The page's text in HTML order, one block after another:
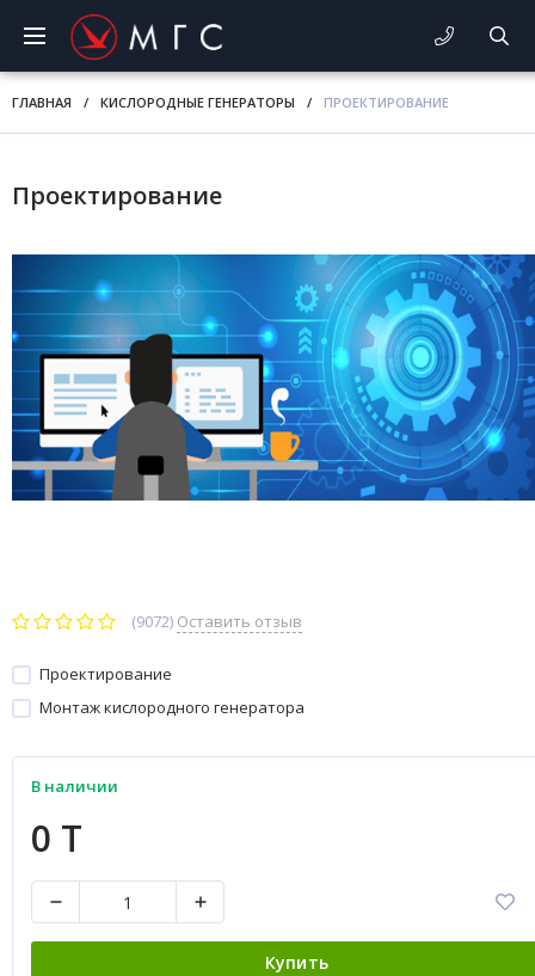
ГЛАВНАЯ / КИСЛОРОДНЫЕ ГЕНЕРАТОРЫ / ПРОЕКТИРОВАНИЕ
Проектирование
(9072) Оставить отзыв
Проектирование
Монтаж кислородного генератора
В наличии
0 T
Купить